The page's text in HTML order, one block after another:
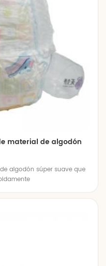
material de algodón
algodón súper suave que